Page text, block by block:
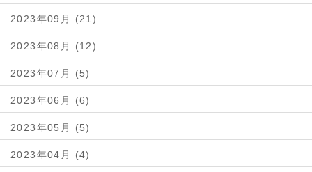
2023年09月 (21)
2023年08月 (12)
2023年07月 (5)
2023年06月 (6)
2023年05月 (5)
2023年04月 (4)